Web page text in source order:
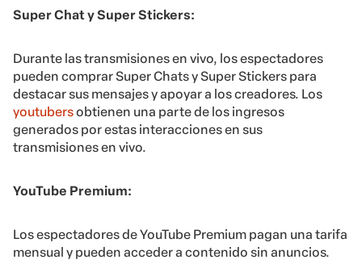
Super Chat y Super Stickers:
Durante las transmisiones en vivo, los espectadores
pueden comprar Super Chats y Super Stickers para
destacar sus mensajes y apoyar a los creadores. Los
youtubersobtienen una parte de los ingresos
generados por estas interacciones en sus
transmisiones en vivo.
YouTube Premium:
Los espectadores de YouTube Premium pagan una tarifa
mensual y pueden acceder a contenido sin anuncios.